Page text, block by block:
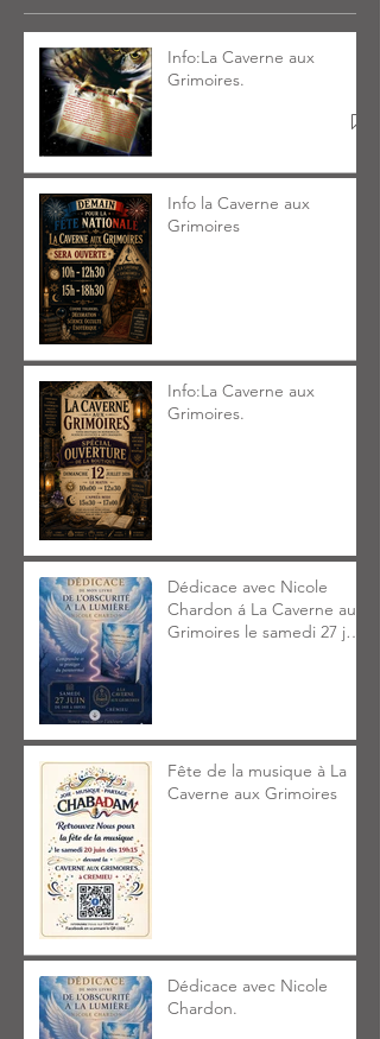
Info:La Caverne aux
Grimoires.
Info la Caverne aux
Grimoires
Info:La Caverne aux
Grimoires.
Dédicace avec Nicole
Chardon á La Caverne aux
Grimoires le samedi 27 juin
Fête de la musique à La
Caverne aux Grimoires
Dédicace avec Nicole
Chardon.